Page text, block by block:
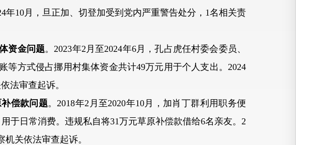
10月，旦正加、切登加受到党内严重警告处分，1名相关责
资金问题。2023年2月至2024年6月，孔占虎任村委会委员、
方式侵占挪用村集体资金共计49万元用于个人支出。2024
法审查起诉。
偿款问题。2018年2月至2020年10月，加肖丁群利用职务便
于日常消费。违规私自将31万元草原补偿款借给6名亲友。2
关依法审查起诉。